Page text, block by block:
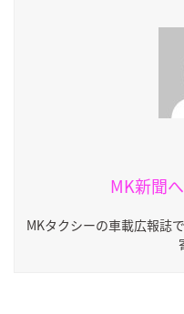
MK新聞
MKタクシーの車載広報誌